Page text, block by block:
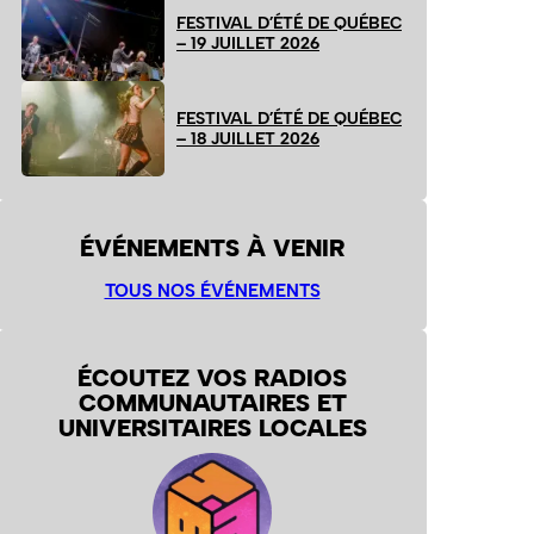
FESTIVAL D’ÉTÉ DE QUÉBEC
– 19 JUILLET 2026
FESTIVAL D’ÉTÉ DE QUÉBEC
– 18 JUILLET 2026
ÉVÉNEMENTS À VENIR
TOUS NOS ÉVÉNEMENTS
ÉCOUTEZ VOS RADIOS
COMMUNAUTAIRES ET
UNIVERSITAIRES LOCALES